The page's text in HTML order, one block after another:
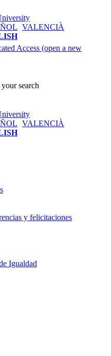
VALENCIÀ
Access (open a new
search
VALENCIÀ
y felicitaciones
Igualdad